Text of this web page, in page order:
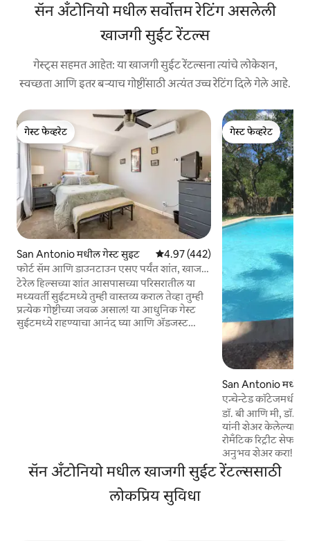
सॅन अँटोनियो मधील सर्वोत्तम रेटिंग असलेली
खाजगी सुईट रेंटल्स
गेस्ट्स सहमत आहेत: या खाजगी सुईट रेंटल्सना त्यांचे लोकेशन,
स्वच्छता आणि इतर बऱ्याच गोष्टींसाठी अत्यंत उच्च रेटिंग दिले गेले आहे.
गेस्ट फेव्हरेट
गेस्ट फेव्हरेट
San Antonio मधील गेस्ट सुइट 5 पैकी 4.97 सरासरी रेटिंग, 442 रिव्ह्यूज
4.97 (442)
फोर्ट सॅम आणि डाउनटाउन एसए पर्यंत शांत, खाजगी
सुईट मिनिटे
टेरेल हिल्सच्या शांत आसपासच्या परिसरातील या
मध्यवर्ती सुईटमध्ये तुम्ही वास्तव्य कराल तेव्हा तुम्ही
प्रत्येक गोष्टीच्या जवळ असाल! या आधुनिक गेस्ट
सुईटमध्ये राहण्याचा आनंद घ्या आणि ॲडजस्ट
गेस्ट फेव्हरेट
गेस्ट फेव्हरेट
San Antonio मधील
एन्चेन्टेड कॉटेजमधील
डॉ. बी आणि मी, डॉ.
यांनी शेअर केलेल्या
रोमँटिक रिट्रीट सेफ,
अनुभव शेअर करा!
घर आहे आणि
उष्णकटिबंधीय
सॅन अँटोनियो मधील खाजगी सुईट रेंटल्ससाठी
लोकप्रिय सुविधा